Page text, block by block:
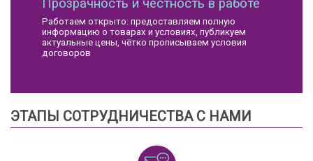
Прозрачность и честность в работе
Работаем открыто: предоставляем полную
информацию о товарах и условиях, публикуем
актуальные цены, чётко прописываем условия
договоров
ЭТАПЫ СОТРУДНИЧЕСТВА С НАМИ